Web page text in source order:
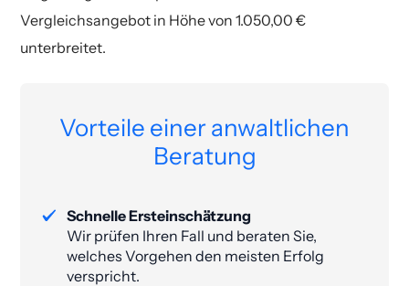
Vergleichsangebot in Höhe von 1.050,00 €
unterbreitet.
Vorteile einer anwaltlichen
Beratung
Schnelle Ersteinschätzung
Wir prüfen Ihren Fall und beraten Sie,
welches Vorgehen den meisten Erfolg
verspricht.